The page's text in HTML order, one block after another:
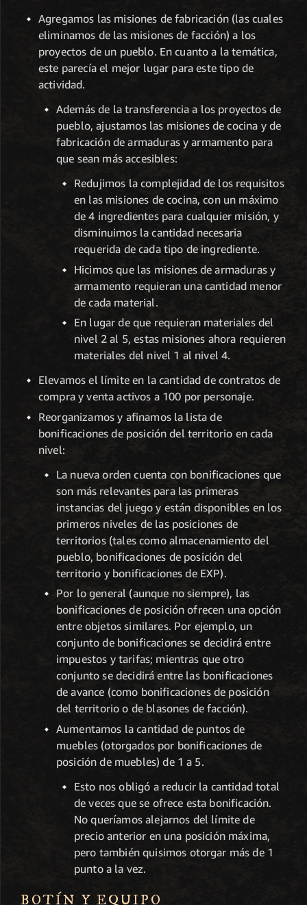
Agregamos las misiones de fabricación (las cuales
eliminamos de las misiones de facción) a los
proyectos de un pueblo. En cuanto a la temática,
este parecía el mejor lugar para este tipo de
actividad.
Además de la transferencia a los proyectos de
pueblo, ajustamos las misiones de cocina y de
fabricación de armaduras y armamento para
que sean más accesibles:
Redujimos la complejidad de los requisitos
en las misiones de cocina, con un máximo
de 4 ingredientes para cualquier misión, y
disminuimos la cantidad necesaria
requerida de cada tipo de ingrediente.
Hicimos que las misiones de armaduras y
armamento requieran una cantidad menor
de cada material.
En lugar de que requieran materiales del
nivel 2 al 5, estas misiones ahora requieren
materiales del nivel 1 al nivel 4.
Elevamos el límite en la cantidad de contratos de
compra y venta activos a 100 por personaje.
Reorganizamos y afinamos la lista de
bonificaciones de posición del territorio en cada
nivel:
La nueva orden cuenta con bonificaciones que
son más relevantes para las primeras
instancias del juego y están disponibles en los
primeros niveles de las posiciones de
territorios (tales como almacenamiento del
pueblo, bonificaciones de posición del
territorio y bonificaciones de EXP).
Por lo general (aunque no siempre), las
bonificaciones de posición ofrecen una opción
entre objetos similares. Por ejemplo, un
conjunto de bonificaciones se decidirá entre
impuestos y tarifas; mientras que otro
conjunto se decidirá entre las bonificaciones
de avance (como bonificaciones de posición
del territorio o de blasones de facción).
Aumentamos la cantidad de puntos de
muebles (otorgados por bonificaciones de
posición de muebles) de 1 a 5.
Esto nos obligó a reducir la cantidad total
de veces que se ofrece esta bonificación.
No queríamos alejarnos del límite de
precio anterior en una posición máxima,
pero también quisimos otorgar más de 1
punto a la vez.
BOTÍN Y EQUIPO